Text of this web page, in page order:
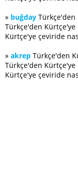
» buğday Türkçe'den
Türkçe'den
Kürtçe'ye çeviride
» akrep Türkçe'den
Türkçe'den
Kürtçe'ye çeviride